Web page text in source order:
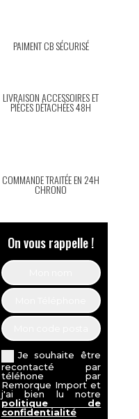
PAIMENT CB SÉCURISÉ
LIVRAISON ACCESSOIRES ET
PIÈCES DÉTACHÉES 48H
COMMANDE TRAITÉE EN 24H
CHRONO
On vous rappelle !
Je souhaite être
recontacté par
téléhone par
Remorque Import et
j'ai bien lu notre
politique de
confidentialité